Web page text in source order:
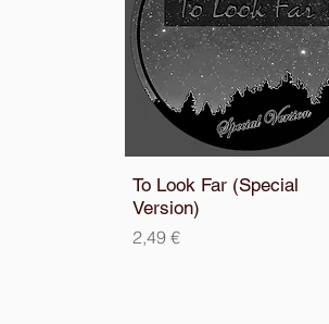
To Look Far (Special
Version)
Prezzo
2,49 €